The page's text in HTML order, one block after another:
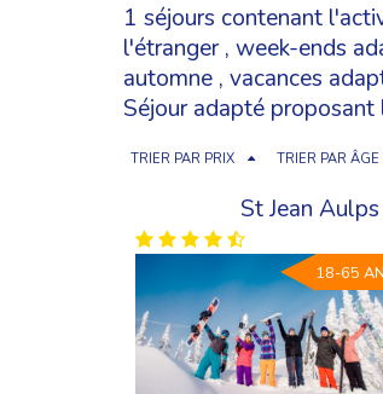
1 séjours contenant
l'étranger, week-ends
automne , vacances
Séjour adapté
TRIER PAR PRIX TRIER PAR ÂGE
St Jean
18-65